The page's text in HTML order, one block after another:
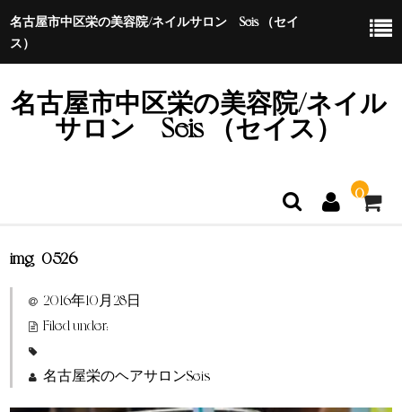
名古屋市中区栄の美容院/ネイルサロン Seis （セイ
ス）
名古屋市中区栄の美容院/ネイル
サロン Seis （セイス）
0
ホーム
特定商取引法に基づく表示
img_0526
2016年10月28日
Filed under:
名古屋栄のヘアサロンSeis